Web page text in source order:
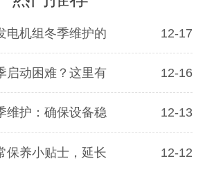
电机组冬季维护的 12-17
启动困难？这里有 12-16
维护：确保设备稳 12-13
保养小贴士，延长 12-12